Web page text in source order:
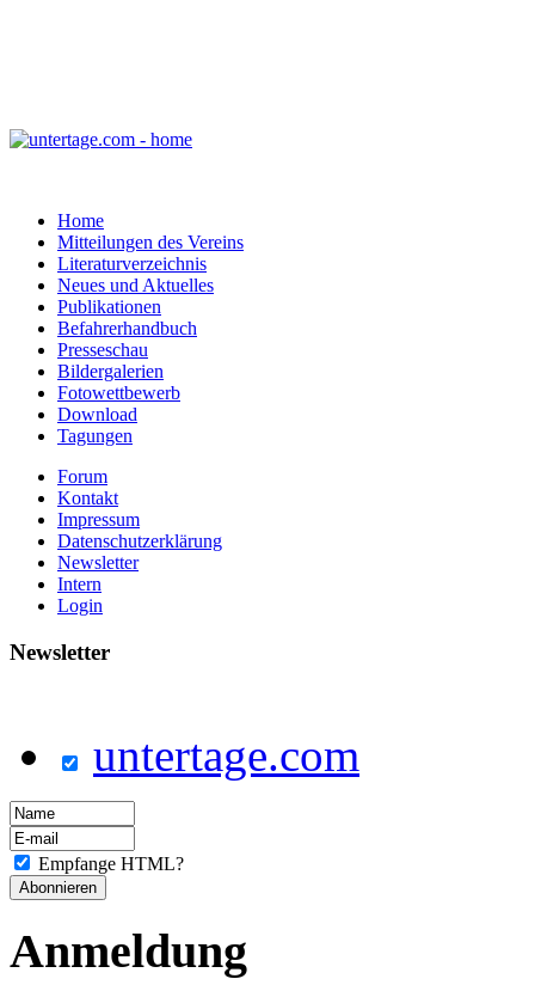
Home
Mitteilungen des Vereins
Literaturverzeichnis
Neues und Aktuelles
Publikationen
Befahrerhandbuch
Presseschau
Bildergalerien
Fotowettbewerb
Download
Tagungen
Forum
Kontakt
Impressum
Datenschutzerklärung
Newsletter
Intern
Login
Newsletter
untertage.com
Empfange HTML?
Anmeldung